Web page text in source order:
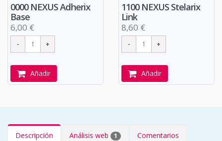
0000 NEXUS Adherix
Base
6,00 €
Añadir
1100 NEXUS Stelarix
Link
8,60 €
Añadir
Descripción Análisis web 1 Comentarios